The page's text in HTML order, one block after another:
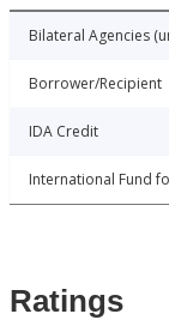
Bilateral Agencies
Borrower/Recipient
IDA Credit
International Fund
Ratings